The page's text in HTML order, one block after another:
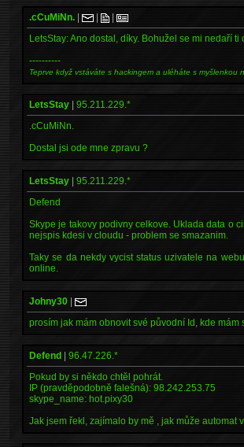
.cCuMiNn. | |
LetsStay: Ano dostal, díky. Bohužel se mi nedaří
----------
Teprve když vstáváte s hackingem a uléháte s myšlenkou
LetsStay |95.211.229.*
.cCuMiNn.
Dostal jsi ode mne zpravu ?
LetsStay |95.211.229.*
Defend
Skype je takovy podivny celkove. Uklada data o
nejspis kdesi v cloudu - problem se smazanim.
Taky se da nekdy vycist status uzivatele na
online.
Johny30 |
prosím jak mám obnovit své původní Id, kde
Defend |96.47.226.*
Pokud by si někdo chtěl pohrát.
IP (pravděpodobně falešná): 98.242.253.75
skype_name: hot.pixy30
Jak jsem řekl, zajímalo by mě , jak může automat